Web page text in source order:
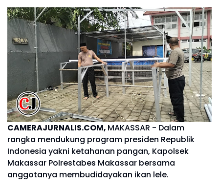
CAMERAJURNALIS.COM, MAKASSAR - Dalam
rangka mendukung program presiden Republik
Indonesia yakni ketahanan pangan, Kapolsek
Makassar Polrestabes Makassar bersama
anggotanya membudidayakan ikan lele.